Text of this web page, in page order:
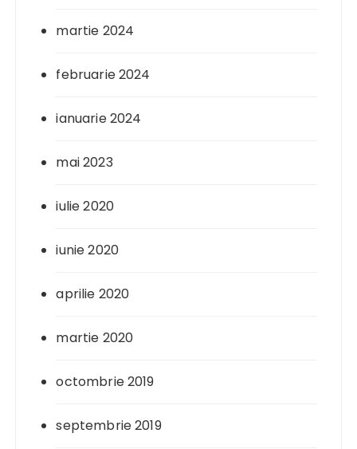
martie 2024
februarie 2024
ianuarie 2024
mai 2023
iulie 2020
iunie 2020
aprilie 2020
martie 2020
octombrie 2019
septembrie 2019